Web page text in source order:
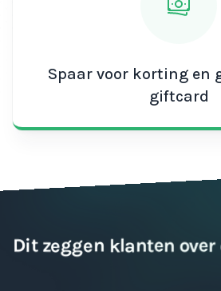
Spaar voor korting en
giftcard
Dit zeggen klanten over